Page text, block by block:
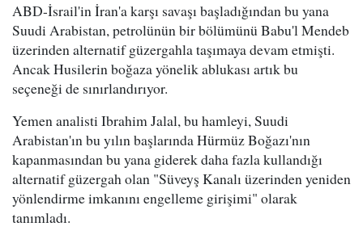
ABD-İsrail'in İran'a karşı savaşı başladığından bu yana
Suudi Arabistan, petrolünün bir bölümünü Babu'l Mendeb
üzerinden alternatif güzergahla taşımaya devam etmişti.
Ancak Husilerin boğaza yönelik ablukası artık bu
seçeneği de sınırlandırıyor.
Yemen analisti Ibrahim Jalal, bu hamleyi, Suudi
Arabistan'ın bu yılın başlarında Hürmüz Boğazı'nın
kapanmasından bu yana giderek daha fazla kullandığı
alternatif güzergah olan "Süveyş Kanalı üzerinden yeniden
yönlendirme imkanını engelleme girişimi" olarak
tanımladı.